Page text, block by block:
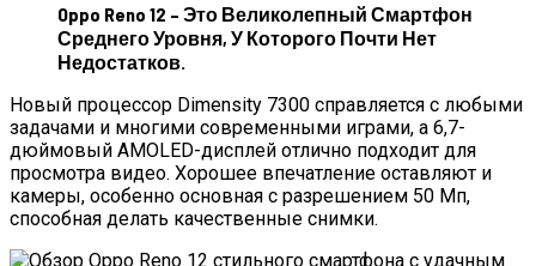
Oppo Reno 12 – Это Великолепный Смартфон
Среднего Уровня, У Которого Почти Нет
Недостатков.
Новый процессор Dimensity 7300 справляется с любыми
задачами и многими современными играми, а 6,7-
дюймовый AMOLED-дисплей отлично подходит для
просмотра видео. Хорошее впечатление оставляют и
камеры, особенно основная с разрешением 50 Мп,
способная делать качественные снимки.